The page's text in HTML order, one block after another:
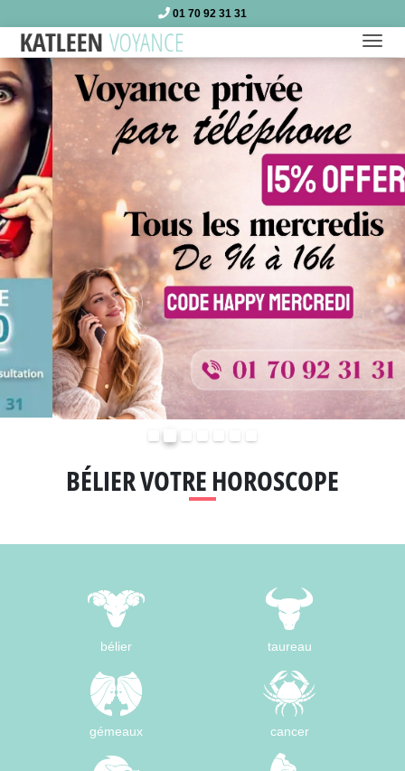
01 70 92 31 31
BÉLIER VOTRE HOROSCOPE
bélier taureau
gémeaux cancer